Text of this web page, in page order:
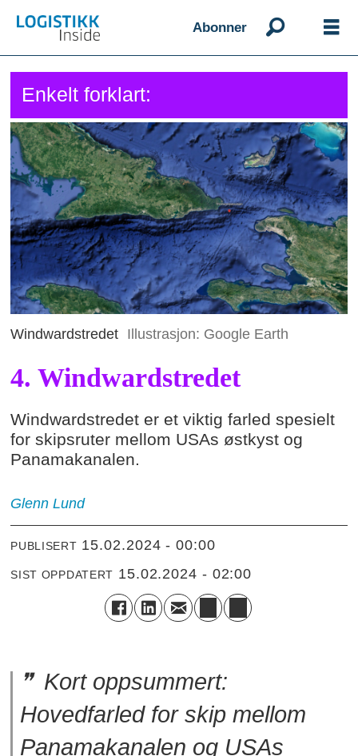
Abonner
Enkelt forklart:
Windwardstredet Illustrasjon: Google Earth
4. Windwardstredet
Windwardstredet er et viktig farled spesielt
for skipsruter mellom USAs østkyst og
Panamakanalen.
Glenn Lund
PUBLISERT 15.02.2024 - 00:00
SIST OPPDATERT 15.02.2024 - 02:00
Kort oppsummert:
Hovedfarled for skip mellom
Panamakanalen og USAs